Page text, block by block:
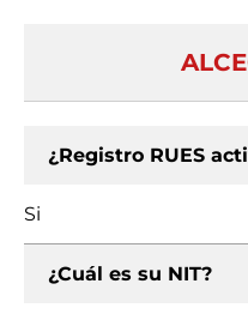
¿Registro RUES
Si
¿Cuál es su NIT?